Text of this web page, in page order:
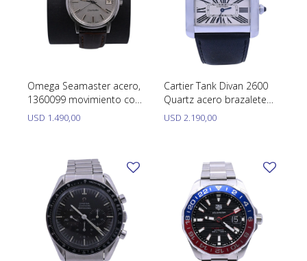
Omega Seamaster acero,
1360099 movimiento con
calendario rápido, acero
35 mm año 1980.
USD 1.490,00
Cartier Tank Divan 2600
Quartz acero brazalete
de cuero.
USD 2.190,00